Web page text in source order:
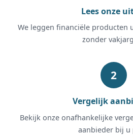
Lees onze
We leggen financiële producten
zonder
Vergelijk
Bekijk onze onafhankelijke
aanbieder bij u